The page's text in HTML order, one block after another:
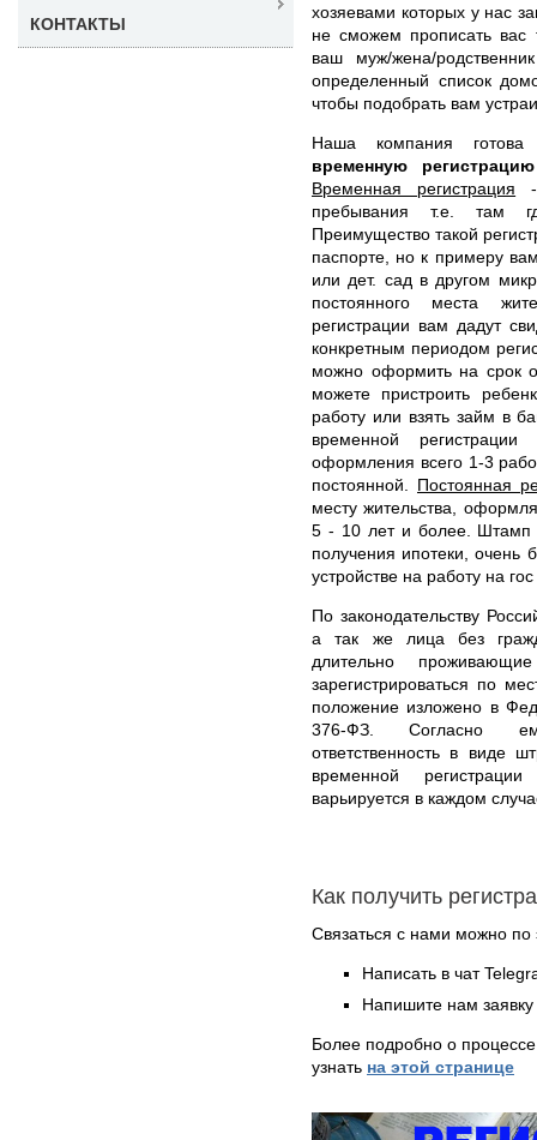
хозяевами которых у нас
не сможем прописать вас
ваш муж/жена/
определенный список
чтобы подобрать вам
Наша компания
временную
Временная регистрация -
пребывания т.е. там
Преимущество такой
паспорте, но к примеру
или дет. сад в другом
постоянного места
регистрации вам дадут
конкретным периодом
можно оформить на срок
можете пристроить
работу или взять займ в
временной
оформления всего 1-3
постоянной. Постоянная
месту жительства,
5 - 10 лет и более. Штамп
получения ипотеки, очень
устройстве на работу на
По законодательству
а так же лица без
длительно
зарегистрироваться по
положение изложено в
376-ФЗ. Согласно
ответственность в виде
временной
варьируется в каждом
Как получить
Связаться с нами можно по
Написать в чат
Напишите нам
Более подробно о
узнать на этой странице
КОНТАКТЫ